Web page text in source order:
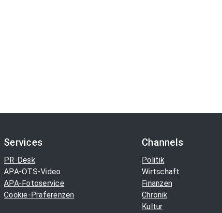
Services
PR-Desk
APA-OTS-Video
APA-Fotoservice
Cookie-Präferenzen
Channels
Politik
Wirtschaft
Finanzen
Chronik
Kultur